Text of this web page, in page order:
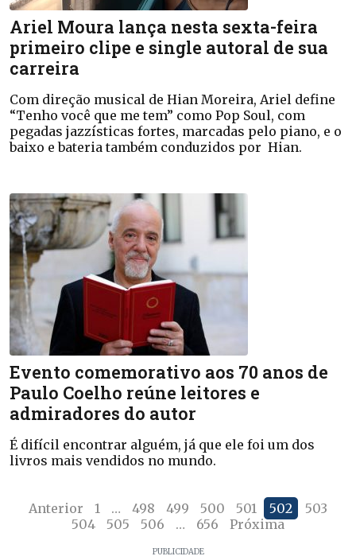
Ariel Moura lança nesta sexta-feira
primeiro clipe e single autoral de sua
carreira
Com direção musical de Hian Moreira, Ariel define
“Tenho você que me tem” como Pop Soul, com
pegadas jazzísticas fortes, marcadas pelo piano, e o
baixo e bateria também conduzidos por Hian.
Evento comemorativo aos 70 anos de
Paulo Coelho reúne leitores e
admiradores do autor
É difícil encontrar alguém, já que ele foi um dos
livros mais vendidos no mundo.
Anterior 1 … 498 499 500 501 502
503
504
505 506 … 656 Próxima
PUBLICIDADE